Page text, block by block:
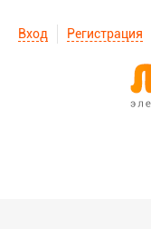
Вход Регистрация